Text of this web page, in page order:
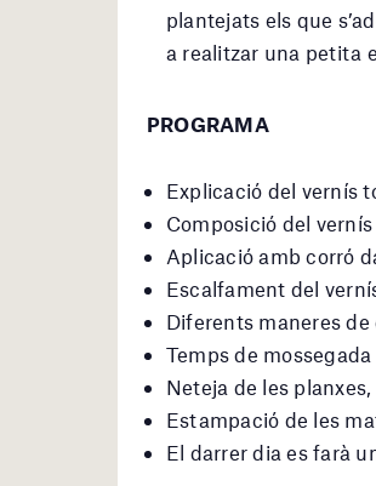
plantejats els que
a realitzar una petita
PROGRAMA
Explicació del vernís
Composició del
Aplicació amb corró
Escalfament del
Diferents maneres
Temps de
Neteja de les
Estampació de les
El darrer dia es farà